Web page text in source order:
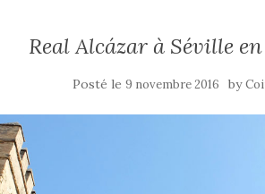
Real Alcázar à Séville
Posté le 9 novembre 2016 by